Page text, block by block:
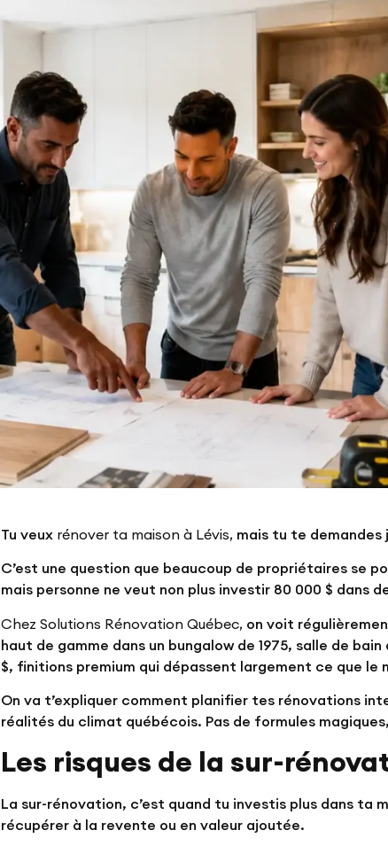
Tu veux rénover ta maison à Lévis, mais tu te demandes
C’est une question que beaucoup de propriétaires se
mais personne ne veut non plus investir 80 000 $ dans
Chez Solutions Rénovation Québec, on voit
haut de gamme dans un bungalow de 1975, salle de
$, finitions premium qui dépassent largement ce que le
On va t’expliquer comment planifier tes rénovations
réalités du climat québécois. Pas de formules
Les risques de la sur-
La sur-rénovation, c’est quand tu investis plus dans ta
récupérer à la revente ou en valeur ajoutée.